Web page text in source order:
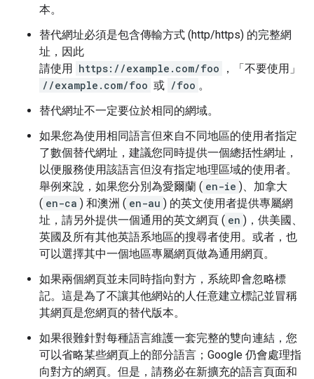
本。
替代網址必須是包含傳輸方式 (http/https) 的完整網
址，因此
請使用 https://example.com/foo
，「不要使用」
//example.com/foo 或 /foo 。
替代網址不一定要位於相同的網域。
如果您為使用相同語言但來自不同地區的使用者指定
了數個替代網址，建議您同時提供一個總括性網址，
以便服務使用該語言但沒有指定地理區域的使用者。
舉例來說，如果您分別為愛爾蘭 ( en-ie )、加拿大
( en-ca ) 和澳洲 ( en-au ) 的英文使用者提供專屬網
址，請另外提供一個通用的英文網頁 ( en )，供美國、
英國及所有其他英語系地區的搜尋者使用。或者，也
可以選擇其中一個地區專屬網頁做為通用網頁。
如果兩個網頁並未同時指向對方，系統即會忽略標
記。這是為了不讓其他網站的人任意建立標記並冒稱
其網頁是您網頁的替代版本。
如果很難針對每種語言維護一套完整的雙向連結，您
可以省略某些網頁上的部分語言；Google 仍會處理指
向對方的網頁。但是，請務必在新擴充的語言頁面和